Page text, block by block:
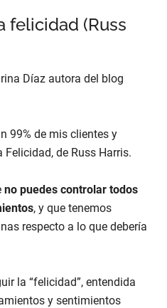
felicidad (Russ
Díaz autora del blog
99% de mis clientes y
de Russ Harris.
no puedes controlar todos
, y que tenemos
respecto a lo que debería
la “felicidad”, entendida
y sentimientos